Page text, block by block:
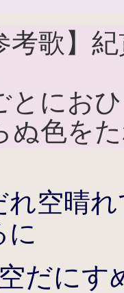
考歌】
とにお
ぬ色を
れ空晴
に
だにす